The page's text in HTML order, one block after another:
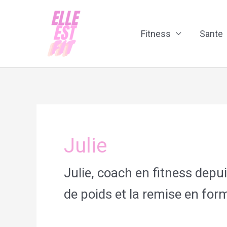
Fitness Sante
Julie
Julie, coach en fitness
de poids et la remise en